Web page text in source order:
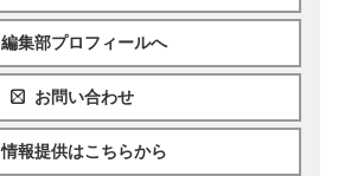
編集部プロフィールへ
お問い合わせ
情報提供はこちらから